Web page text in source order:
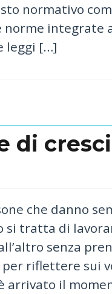
normativo
norme integrate
leggi […]
di
che danno
si tratta di
senza
riflettere sui
arrivato il